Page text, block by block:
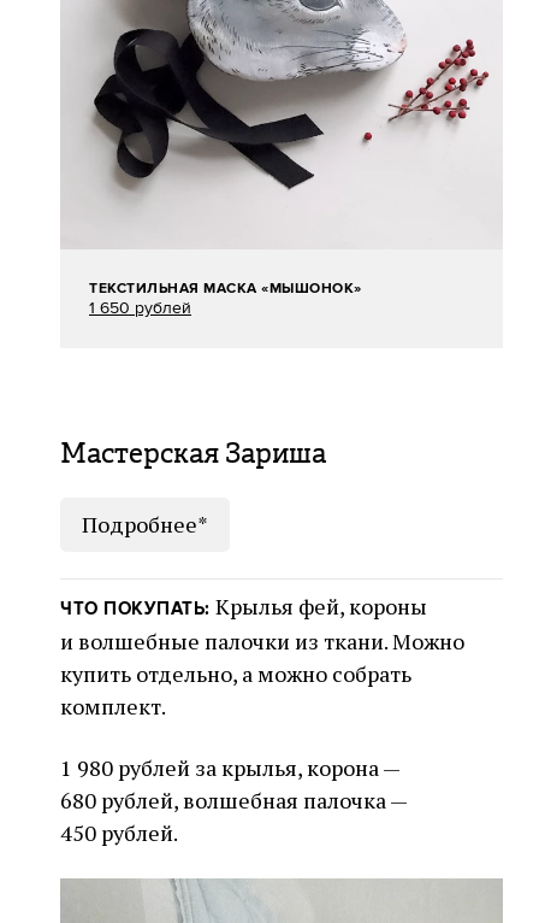
ТЕКСТИЛЬНАЯ МАСКА «МЫШОНОК»
1 650 рублей
Мастерская Зариша
Подробнее*
ЧТО ПОКУПАТЬ: Крылья фей, короны
и волшебные палочки из ткани. Можно
купить отдельно, а можно собрать
комплект.
1 980 рублей за крылья, корона —
680 рублей, волшебная палочка —
450 рублей.